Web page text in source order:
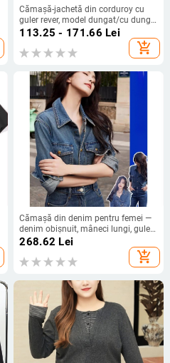
Cămașă-jachetă din corduroy cu
guler rever, model dungat/cu dungi,
95% bumbac, lungime medie,
113.25 - 171.66 Lei
add_shopping_cart
Cămașă din denim pentru femei —
denim obișnuit, mâneci lungi, guler
semi-deschis, nasturi pe un rând și
standard
268.62 Lei
add_shopping_cart